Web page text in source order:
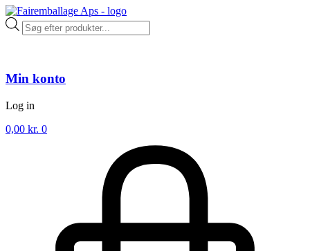
Products
search
Min konto
Log in
0,00 kr. 0